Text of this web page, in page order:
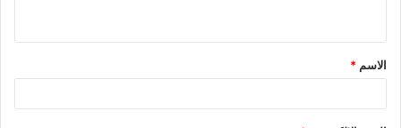
ق
*
الاسم *